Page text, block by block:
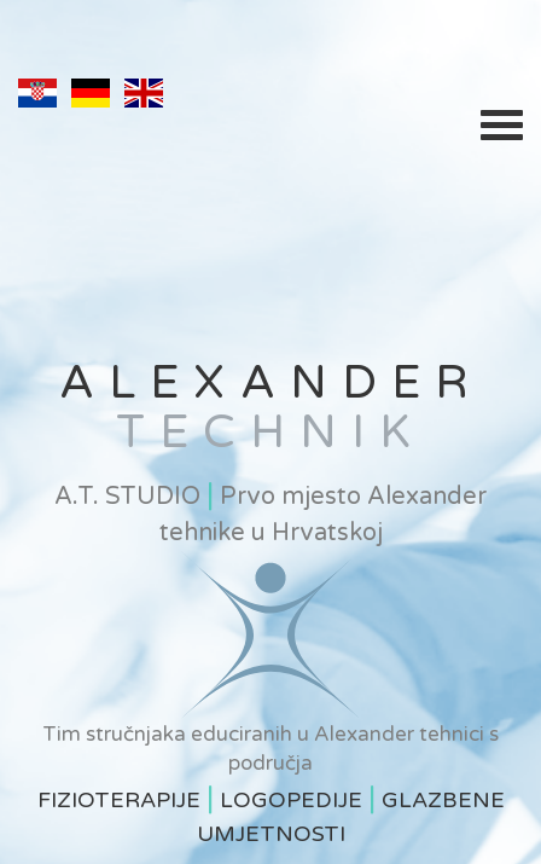
ALEXANDER
TECHNIK
A.T. STUDIO
Prvo mjesto Alexander
tehnike u Hrvatskoj
Tim stručnjaka educiranih u Alexander tehnici s
područja
FIZIOTERAPIJE | LOGOPEDIJE | GLAZBENE
UMJETNOSTI